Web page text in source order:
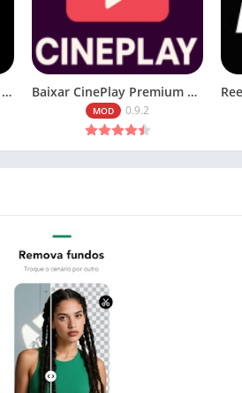
PobreAnimes APK MOD v1.0.0 (Sem Anúncios) Download 2026 Baixar CinePlay Premium APK MOD v0.9.2 (Sem Anúncios) Download
MOD 0.9.2